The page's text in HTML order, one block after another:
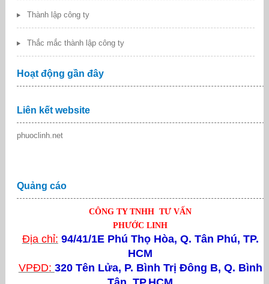
Thành lập công ty
Thắc mắc thành lập công ty
Hoạt động gần đây
Liên kết website
phuoclinh.net
Quảng cáo
CÔNG TY TNHH TƯ VẤN
PHƯỚC LINH
Địa chỉ: 94/41/1E Phú Thọ Hòa, Q. Tân Phú, TP.
HCM
VPĐD: 320 Tên Lửa, P. Bình Trị Đông B, Q. Bình